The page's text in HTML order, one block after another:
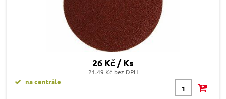
26 Kč / Ks
21.49 Kč bez DPH
na centrále